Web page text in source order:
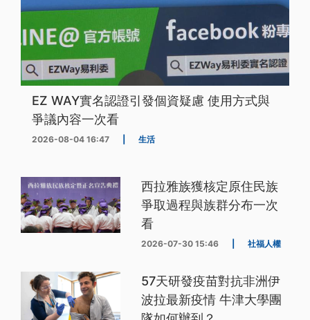
EZ WAY實名認證引發個資疑慮 使用方式與
爭議內容一次看
2026-08-04 16:47 生活
西拉雅族獲核定原住民族
爭取過程與族群分布一次
看
2026-07-30 15:46 社福人權
57天研發疫苗對抗非洲伊
波拉最新疫情 牛津大學團